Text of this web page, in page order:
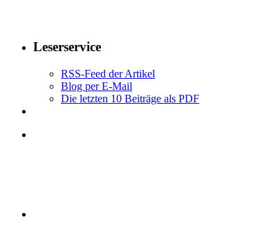
Leserservice
RSS-Feed der Artikel
Blog per E-Mail
Die letzten 10 Beiträge als PDF